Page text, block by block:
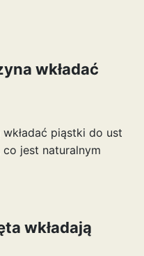
wkładać
piąstki do ust
jest naturalnym
wkładają